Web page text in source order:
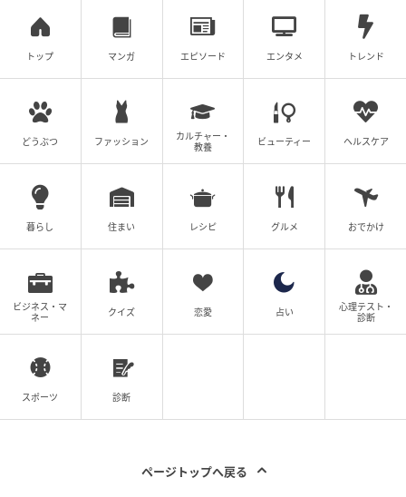
トップ マンガ エピソード エンタメ トレンド
どうぶつ ファッション
カルチャー・
教養
ビューティー ヘルスケア
暮らし 住まい レシピ グルメ おでかけ
ビジネス・マ
ネー
クイズ 恋愛 占い
心理テスト・
診断
スポーツ 診断
ページトップへ戻る